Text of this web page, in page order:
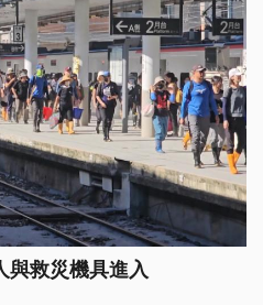
與救災機具進入